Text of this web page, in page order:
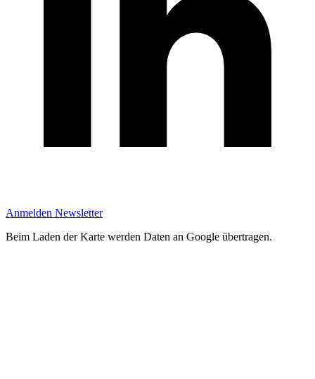
Anmelden Newsletter
Beim Laden der Karte werden Daten an Google übertragen.